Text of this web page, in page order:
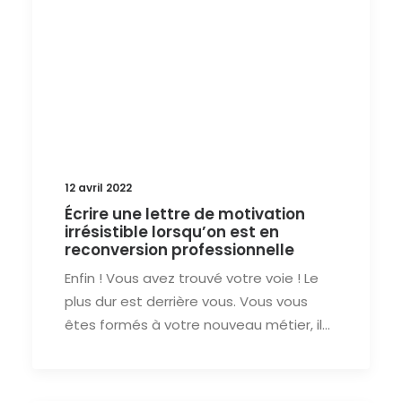
12 avril 2022
Écrire une lettre de motivation
irrésistible lorsqu’on est en
reconversion professionnelle
Enfin ! Vous avez trouvé votre voie ! Le
plus dur est derrière vous. Vous vous
êtes formés à votre nouveau métier, il…